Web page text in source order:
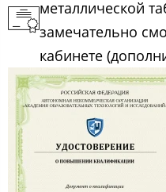
металлической
замечательно
кабинете